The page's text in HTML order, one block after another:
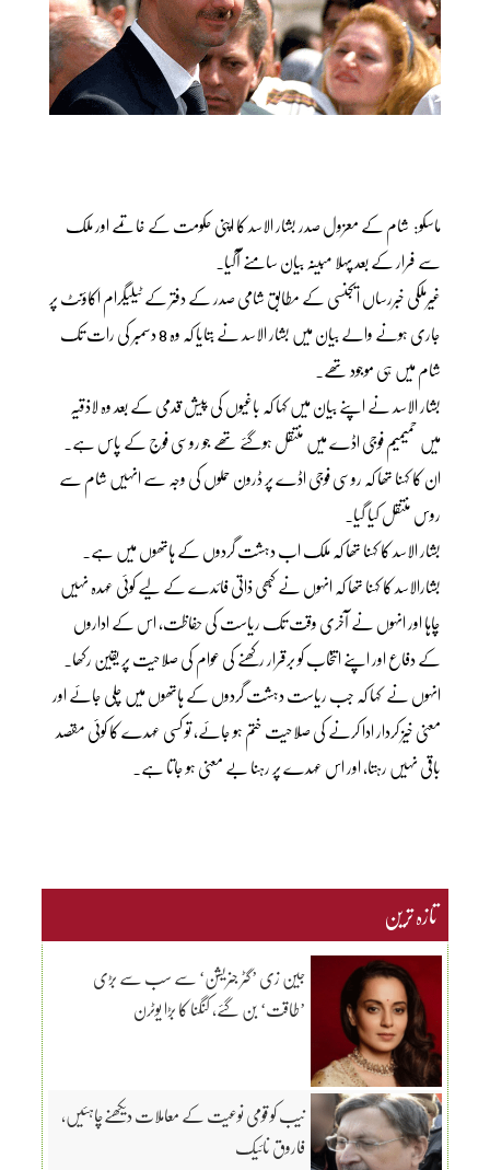
ماسکو: شام کے معزول صدر بشار الاسد کا اپنی حکومت کے خاتمے اور ملک
سے فرار کے بعد پہلا مبینہ بیان سامنے آگیا۔
غیرملکی خبررساں ایجنسی کے مطابق شامی صدر کے دفتر کے ٹیلیگرام اکاؤنٹ پر
جاری ہونے والے بیان میں بشار الاسد نے بتایا کہ وہ 8 دسمبر کی رات تک
شام میں ہی موجود تھے۔
بشار الاسد نے اپنے بیان میں کہا کہ باغیوں کی پیش قدمی کے بعد وہ لاذقیہ
میں حمیمیم فوجی اڈے میں منتقل ہوگئے تھے جو روسی فوج کے پاس ہے۔
ان کا کہنا تھا کہ روسی فوجی اڈے پر ڈرون حملوں کی وجہ سے انہیں شام سے
روس منتقل کیا گیا۔
بشار الاسد کا کہنا تھا کہ ملک اب دہشت گردوں کے ہاتھوں میں ہے۔
بشارالاسد کا کہنا تھا کہ انہوں نے کبھی ذاتی فائدے کے لیے کوئی عہدہ نہیں
چاہا اور انہوں نے آخری وقت تک ریاست کی حفاظت، اس کے اداروں
کے دفاع اور اپنے انتخاب کو برقرار رکھنے کی عوام کی صلاحیت پر یقین رکھا۔
انہوں نے کہا کہ جب ریاست دہشت گردوں کے ہاتھوں میں چلی جائے اور
معنی خیز کردار ادا کرنے کی صلاحیت ختم ہو جائے، تو کسی عہدے کا کوئی مقصد
باقی نہیں رہتا، اور اس عہدے پر رہنا بے معنی ہو جاتا ہے۔
تازہ ترین
جین زی ’گٹر جنریشن‘ سے سب سے بڑی
’طاقت‘ بن گئے، کنگنا کا بڑا یوٹرن
نیب کو قومی نوعیت کے معاملات دیکھنےچاہئیں،
فاروق نائیک